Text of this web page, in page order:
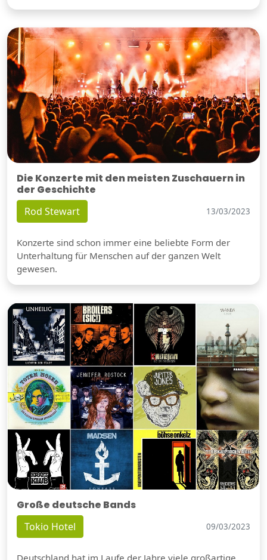
Die Konzerte mit den meisten Zuschauern in
der Geschichte
Rod Stewart 13/03/2023
Konzerte sind schon immer eine beliebte Form der
Unterhaltung für Menschen auf der ganzen Welt
gewesen.
Große deutsche Bands
Tokio Hotel 09/03/2023